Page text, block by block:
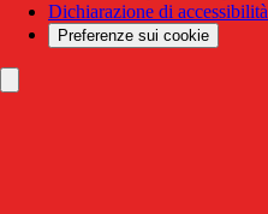
Dichiarazione di accessibilità
Preferenze sui cookie